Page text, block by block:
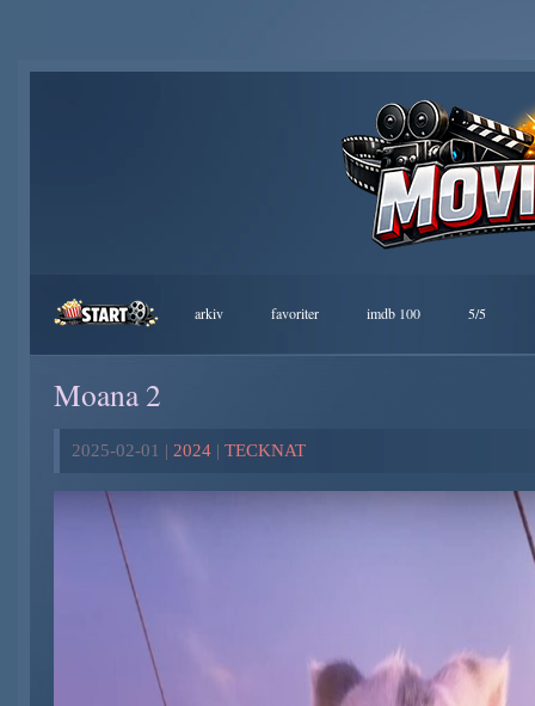
arkiv favoriter imdb 100 5/5
Moana 2
2025-02-01 | 2024 | TECKNAT